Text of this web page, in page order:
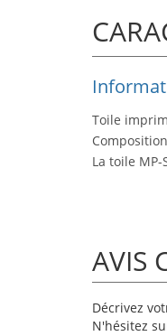
Toile
La toile
AVIS
Décrivez
N'hésitez